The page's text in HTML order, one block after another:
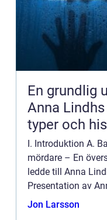
En grundlig
Anna
typer och
I. Introduktion A.
mördare – En
ledde till Anna
Presentation av
Definition och
Jon Larsson